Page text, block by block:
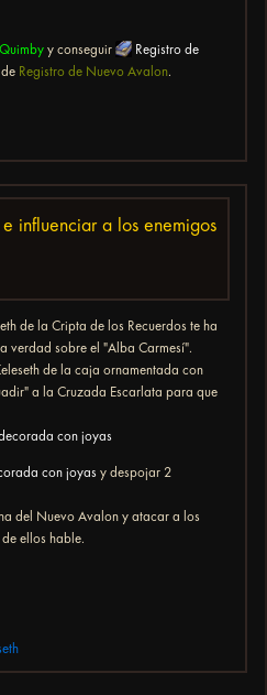
y conseguir
Registro de
Registro de Nuevo Avalon.
influenciar a los enemigos
de la Cripta de los Recuerdos te ha
verdad sobre el "Alba Carmesí".
de la caja ornamentada con
a la Cruzada Escarlata para que
con joyas
con joyas y despojar 2
del Nuevo Avalon y atacar a los
ellos hable.